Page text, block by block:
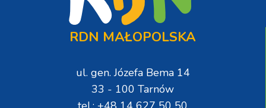
RDN MAŁOPOLSKA
ul. gen. Józefa Bema 14
33 - 100 Tarnów